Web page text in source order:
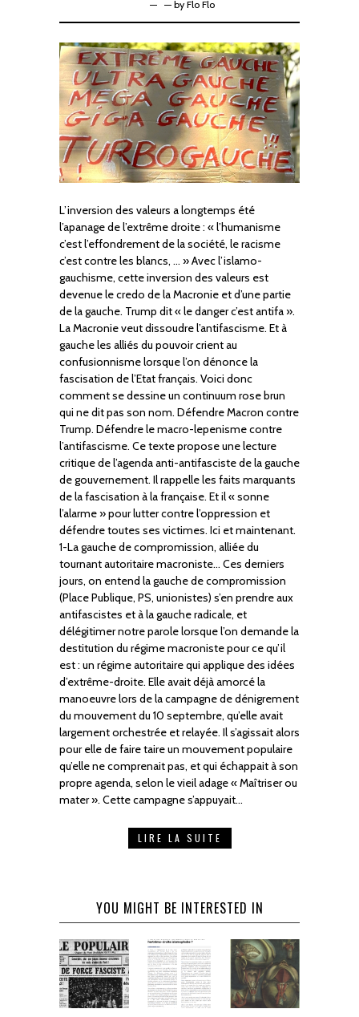
—by Flo Flo
L’inversion des valeurs a longtemps été
l’apanage de l’extrême droite : « l’humanisme
c’est l’effondrement de la société, le racisme
c’est contre les blancs, … » Avec l’islamo-
gauchisme, cette inversion des valeurs est
devenue le credo de la Macronie et d’une partie
de la gauche. Trump dit « le danger c’est antifa ».
La Macronie veut dissoudre l’antifascisme. Et à
gauche les alliés du pouvoir crient au
confusionnisme lorsque l’on dénonce la
fascisation de l’Etat français. Voici donc
comment se dessine un continuum rose brun
qui ne dit pas son nom. Défendre Macron contre
Trump. Défendre le macro-lepenisme contre
l’antifascisme. Ce texte propose une lecture
critique de l’agenda anti-antifasciste de la gauche
de gouvernement. Il rappelle les faits marquants
de la fascisation à la française. Et il « sonne
l’alarme » pour lutter contre l’oppression et
défendre toutes ses victimes. Ici et maintenant.
1-La gauche de compromission, alliée du
tournant autoritaire macroniste… Ces derniers
jours, on entend la gauche de compromission
(Place Publique, PS, unionistes) s’en prendre aux
antifascistes et à la gauche radicale, et
délégitimer notre parole lorsque l’on demande la
destitution du régime macroniste pour ce qu’il
est : un régime autoritaire qui applique des idées
d’extrême-droite. Elle avait déjà amorcé la
manoeuvre lors de la campagne de dénigrement
du mouvement du 10 septembre, qu’elle avait
largement orchestrée et relayée. Il s’agissait alors
pour elle de faire taire un mouvement populaire
qu’elle ne comprenait pas, et qui échappait à son
propre agenda, selon le vieil adage « Maîtriser ou
mater ». Cette campagne s’appuyait…
LIRE LA SUITE
YOU MIGHT BE INTERESTED IN